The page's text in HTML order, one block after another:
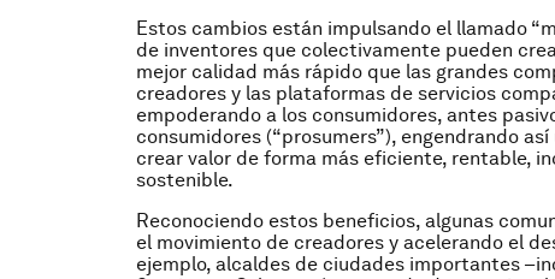
Estos cambios están impulsando el llamado
de inventores que colectivamente pueden
mejor calidad más rápido que las grandes
creadores y las plataformas de servicios
empoderando a los consumidores, antes
consumidores (“prosumers”), engendrando
crear valor de forma más eficiente, rentable,
sostenible.
Reconociendo estos beneficios, algunas
el movimiento de creadores y acelerando el
ejemplo, alcaldes de ciudades importantes